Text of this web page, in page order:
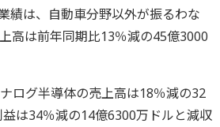
績は、自動車分野以外が振るわな
高は前年同期比13％減の45億3000
ログ半導体の売上高は18％減の32
は34％減の14億6300万ドルと減収